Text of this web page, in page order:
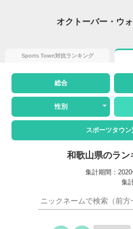
オクトーバー・ウ
Sports Town対抗ランキング
総合
性別
スポーツタウン
和歌山県のラン
集計期間：
集